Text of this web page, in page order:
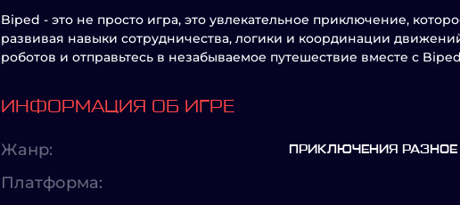
Biped - это не просто игра, это увлекательное приключение,
развивая навыки сотрудничества, логики и координации
роботов и отправьтесь в незабываемое путешествие вместе с
ИНФОРМАЦИЯ ОБ ИГРЕ
Жанр: ПРИКЛЮЧЕНИЯ РАЗНОЕ
Платформа: